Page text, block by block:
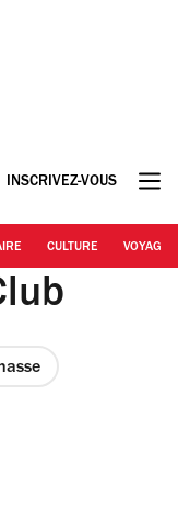
INSCRIVEZ-VOUS
CULTURE VOYAGE